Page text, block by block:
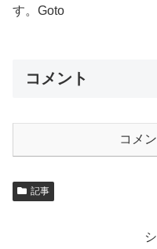
す。Goto
コメント
コメ
記事